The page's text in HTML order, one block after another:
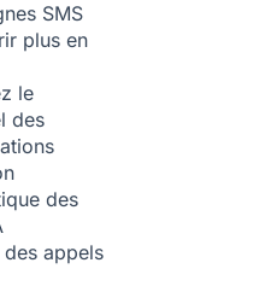
SMS
plus en
le
des
des
appels